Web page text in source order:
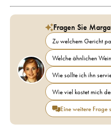
Fragen Sie
Zu welchem Gericht
Welche ähnlichen
Wie sollte ich ihn
Wie viel kostet mich
Eine weitere Frage